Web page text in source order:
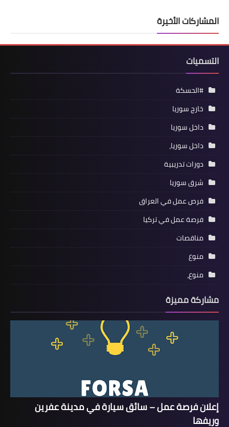
المشاركات الأخيرة
التسميات
#الحسكة
خارج سوريا
داخل سوريا
داخل سوريا،
دورات تدريبية
شرق سوريا
فرص عمل في العراق
فرصة عمل في تركيا
مناقصات
منوع
منوع،
مشاركة مميزة
إعلان فرصة عمل – سائق سيارة في مدينة عفرين
وريفها